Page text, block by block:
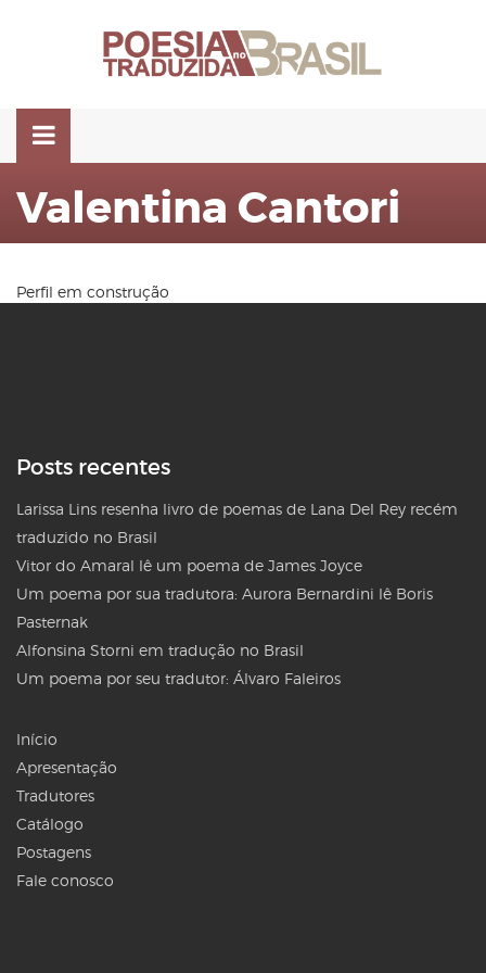
Valentina Cantori
Perfil em construção
Posts recentes
Larissa Lins resenha livro de poemas de Lana Del Rey recém
traduzido no Brasil
Vitor do Amaral lê um poema de James Joyce
Um poema por sua tradutora: Aurora Bernardini lê Boris
Pasternak
Alfonsina Storni em tradução no Brasil
Um poema por seu tradutor: Álvaro Faleiros
Início
Apresentação
Tradutores
Catálogo
Postagens
Fale conosco